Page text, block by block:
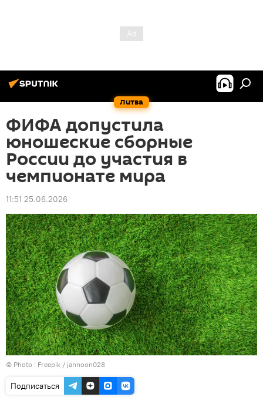
Литва
ФИФА допустила
юношеские сборные
России до участия в
чемпионате мира
11:51 25.06.2026
© Photo : Freepik / jannoon028
Подписаться